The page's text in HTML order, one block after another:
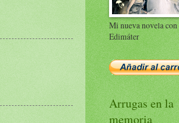
Mi nueva novela con
Edimáter
Arrugas en la
memoria